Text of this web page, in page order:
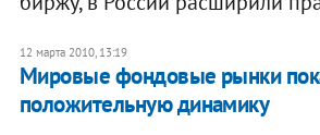
12 марта 2010, 13:19
Мировые фондовые рынки
положительную динамику